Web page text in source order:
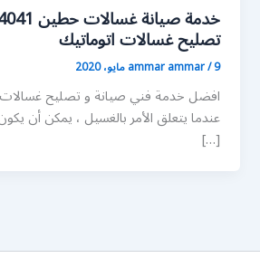
تصليح غسالات اتوماتيك
ammar ammar/9 مايو، 2020
افضل خدمة فني صيانة و تصليح
عندما يتعلق الأمر بالغسيل ، يمكن أن
[…]